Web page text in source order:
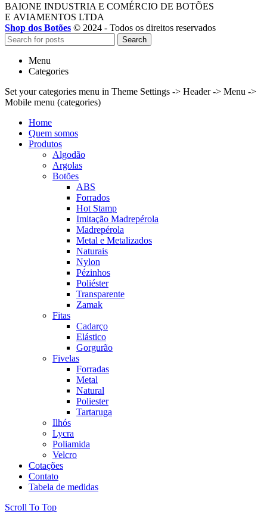
BAIONE INDUSTRIA E COMÉRCIO DE BOTÕES
E AVIAMENTOS LTDA
Shop dos Botões © 2024 - Todos os direitos reservados
Search
Menu
Categories
Set your categories menu in Theme Settings -> Header -> Menu ->
Mobile menu (categories)
Home
Quem somos
Produtos
Algodão
Argolas
Botões
ABS
Forrados
Hot Stamp
Imitação Madrepérola
Madrepérola
Metal e Metalizados
Naturais
Nylon
Pézinhos
Poliéster
Transparente
Zamak
Fitas
Cadarço
Elástico
Gorgurão
Fivelas
Forradas
Metal
Natural
Poliester
Tartaruga
Ilhós
Lycra
Poliamida
Velcro
Cotações
Contato
Tabela de medidas
Scroll To Top